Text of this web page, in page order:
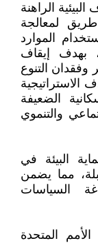
الراهنة
لمعالجة
الموارد
بهدف إيقاف
وفقدان التنوع
الاستراتيجية
الضعيفة
والتنموي
البيئة في
مما يضمن
السياسات
المتحدة